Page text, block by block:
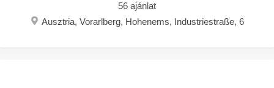
56 ajánlat
Ausztria, Vorarlberg, Hohenems, Industriestraße, 6